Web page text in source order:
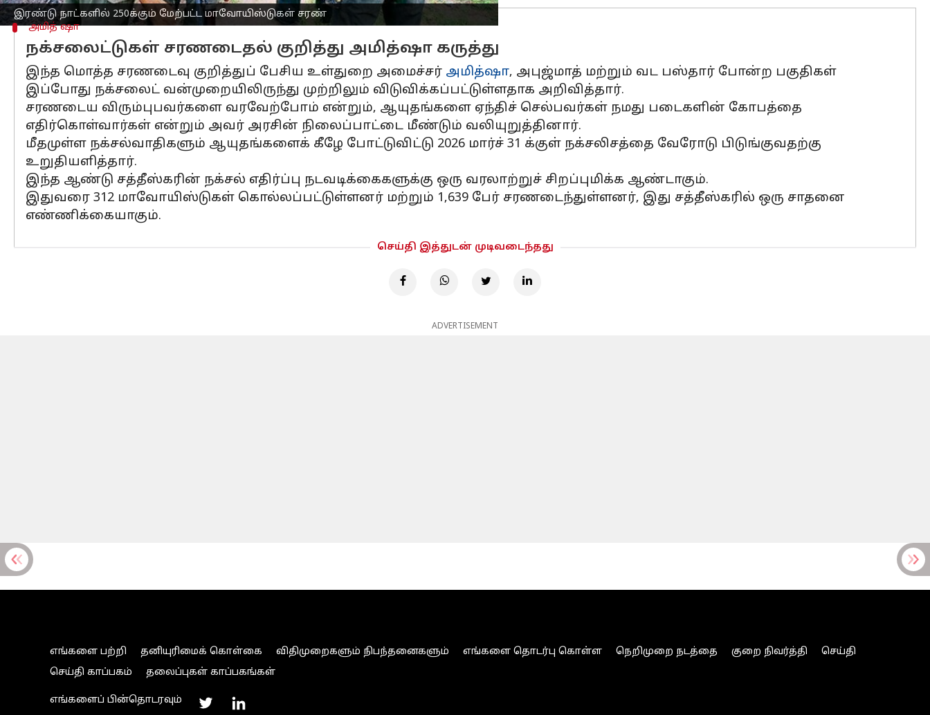
இரண்டு நாட்களில் 250க்கும் மேற்பட்ட மாவோயிஸ்டுகள் சரண்
அமித் ஷா
நக்சலைட்டுகள் சரணடைதல் குறித்து அமித்ஷா கருத்து
இந்த மொத்த சரணடைவு குறித்துப் பேசிய உள்துறை அமைச்சர் அமித்ஷா, அபுஜ்மாத் மற்றும் வட பஸ்தார் போன்ற பகுதிகள்
இப்போது நக்சலைட் வன்முறையிலிருந்து முற்றிலும் விடுவிக்கப்பட்டுள்ளதாக அறிவித்தார்.
சரணடைய விரும்புபவர்களை வரவேற்போம் என்றும், ஆயுதங்களை ஏந்திச் செல்பவர்கள் நமது படைகளின் கோபத்தை
எதிர்கொள்வார்கள் என்றும் அவர் அரசின் நிலைப்பாட்டை மீண்டும் வலியுறுத்தினார்.
மீதமுள்ள நக்சல்வாதிகளும் ஆயுதங்களைக் கீழே போட்டுவிட்டு 2026 மார்ச் 31 க்குள் நக்சலிசத்தை வேரோடு பிடுங்குவதற்கு
உறுதியளித்தார்.
இந்த ஆண்டு சத்தீஸ்கரின் நக்சல் எதிர்ப்பு நடவடிக்கைகளுக்கு ஒரு வரலாற்றுச் சிறப்புமிக்க ஆண்டாகும்.
இதுவரை 312 மாவோயிஸ்டுகள் கொல்லப்பட்டுள்ளனர் மற்றும் 1,639 பேர் சரணடைந்துள்ளனர், இது சத்தீஸ்கரில் ஒரு சாதனை
எண்ணிக்கையாகும்.
செய்தி இத்துடன் முடிவடைந்தது
ADVERTISEMENT
எங்களை பற்றி தனியுரிமைக் கொள்கை விதிமுறைகளும் நிபந்தனைகளும் எங்களை தொடர்பு கொள்ள நெறிமுறை நடத்தை குறை நிவர்த்தி
செய்தி
செய்தி காப்பகம்
தலைப்புகள் காப்பகங்கள்
எங்களைப் பின்தொடரவும்